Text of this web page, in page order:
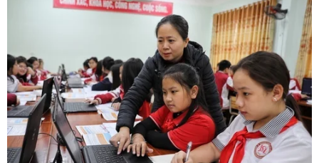
Thủ tướng Anh Boris Johnson phát biểu tại London, ngày
8/1/2020. (Ảnh: AFP/TTXVN)
Theo phóng viên TTXVN tại London, Thủ tướng